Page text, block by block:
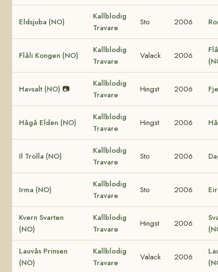
Eldsjuba (NO)
Kallblodig
Travare
Sto 2006
Flåli Kongen (NO)
Kallblodig
Travare
Valack 2006
Havsalt (NO) 📷
Kallblodig
Travare
Hingst 2006
Hågå Elden (NO)
Kallblodig
Travare
Hingst 2006
Il Trolla (NO)
Kallblodig
Travare
Sto 2006
Irma (NO)
Kallblodig
Travare
Sto 2006
Kvern Svarten
(NO)
Kallblodig
Travare
Hingst 2006
Lauvås Prinsen
(NO)
Kallblodig
Travare
Valack 2006